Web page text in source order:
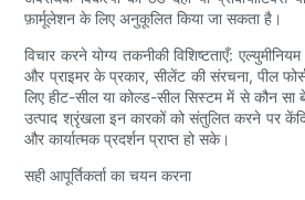
फ़ार्मूलेशन के लिए अनुकूलित किया जा सकता है।
विचार करने योग्य तकनीकी विशिष्टताएँ:
और प्राइमर के प्रकार, सीलेंट की संरचना, पील
लिए हीट-सील या कोल्ड-सील सिस्टम में से कौन
उत्पाद श्रृंखला इन कारकों को संतुलित करने पर
और कार्यात्मक प्रदर्शन प्राप्त हो सके।
सही आपूर्तिकर्ता का चयन करना